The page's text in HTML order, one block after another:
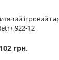
ігровий
922-12
грн.